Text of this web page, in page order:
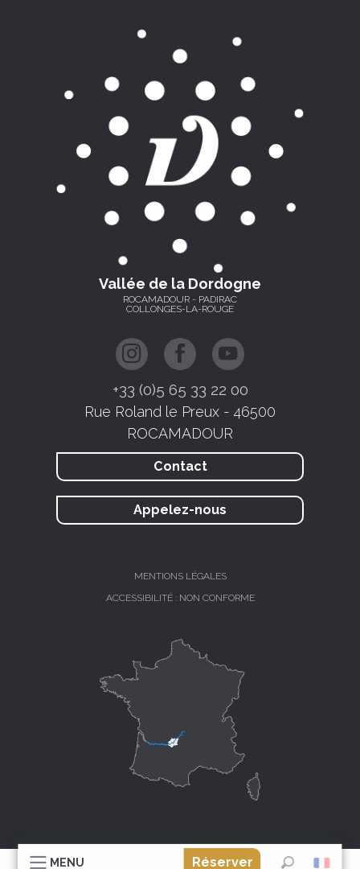
MENU Réserver
Vallée de la Dordogne
ROCAMADOUR - PADIRAC
COLLONGES-LA-ROUGE
+33 (0)5 65 33 22 00
Rue Roland le Preux - 46500
ROCAMADOUR
Contact
Appelez-nous
MENTIONS LÉGALES
ACCESSIBILITÉ : NON CONFORME